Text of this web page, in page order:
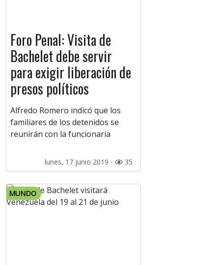
Foro Penal: Visita de
Bachelet debe servir
para exigir liberación de
presos políticos
Alfredo Romero indicó que los
familiares de los detenidos se
reunirán con la funcionaria
lunes, 17 junio 2019 - 35
MUNDO